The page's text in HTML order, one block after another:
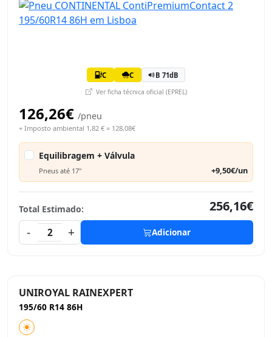
C C B 71dB
Ver ficha técnica oficial (EPREL)
126,26€ /pneu
+ Imposto ambiental 1,82 € = 128,08€
Equilibragem + Válvula
Pneus até 17" +9,50€/un
Total Estimado:
256,16€
-
2 + Adicionar
UNIROYAL RAINEXPERT
195/60 R14 86H